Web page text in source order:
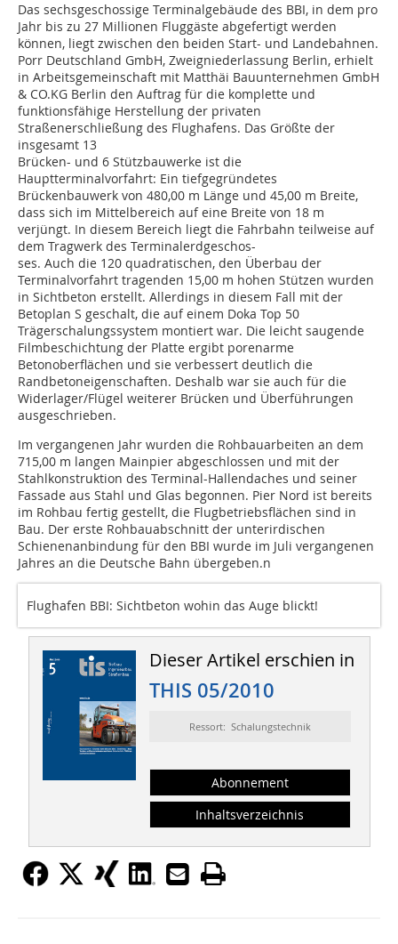
Das sechsgeschossige Terminalgebäude des BBI, in dem pro
Jahr bis zu 27 Millionen Fluggäste abgefertigt werden
können, liegt zwischen den beiden Start- und Landebahnen.
Porr Deutschland GmbH, Zweigniederlassung Berlin, erhielt
in Arbeitsgemeinschaft mit Matthäi Bauunternehmen GmbH
& CO.KG Berlin den Auftrag für die komplette und
funktionsfähige Herstellung der privaten
Straßenerschließung des Flughafens. Das Größte der
insgesamt 13
Brücken- und 6 Stützbauwerke ist die
Hauptterminalvorfahrt: Ein tiefgegründetes
Brückenbauwerk von 480,00 m Länge und 45,00 m Breite,
dass sich im Mittelbereich auf eine Breite von 18 m
verjüngt. In diesem Bereich liegt die Fahrbahn teilweise auf
dem Tragwerk des Terminalerdgeschos-
ses. Auch die 120 quadratischen, den Überbau der
Terminalvorfahrt tragenden 15,00 m hohen Stützen wurden
in Sichtbeton erstellt. Allerdings in diesem Fall mit der
Betoplan S geschalt, die auf einem Doka Top 50
Trägerschalungssystem montiert war. Die leicht saugende
Filmbeschichtung der Platte ergibt porenarme
Betonoberflächen und sie verbessert deutlich die
Randbetoneigenschaften. Deshalb war sie auch für die
Widerlager/Flügel weiterer Brücken und Überführungen
ausgeschrieben.
Im vergangenen Jahr wurden die Rohbauarbeiten an dem
715,00 m langen Mainpier abgeschlossen und mit der
Stahlkonstruktion des Terminal-Hallendaches und seiner
Fassade aus Stahl und Glas begonnen. Pier Nord ist bereits
im Rohbau fertig gestellt, die Flugbetriebsflächen sind in
Bau. Der erste Rohbauabschnitt der unterirdischen
Schienenanbindung für den BBI wurde im Juli vergangenen
Jahres an die Deutsche Bahn übergeben.n
Flughafen BBI: Sichtbeton wohin das Auge blickt!
Dieser Artikel erschien in
THIS 05/2010
Ressort: Schalungstechnik
Abonnement
Inhaltsverzeichnis